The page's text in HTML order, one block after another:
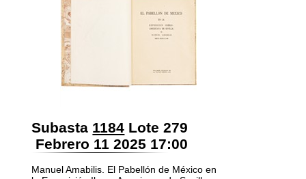
Subasta 1184 Lote 279
Febrero 11 2025 17:00
Manuel Amabilis. El Pabellón de México en